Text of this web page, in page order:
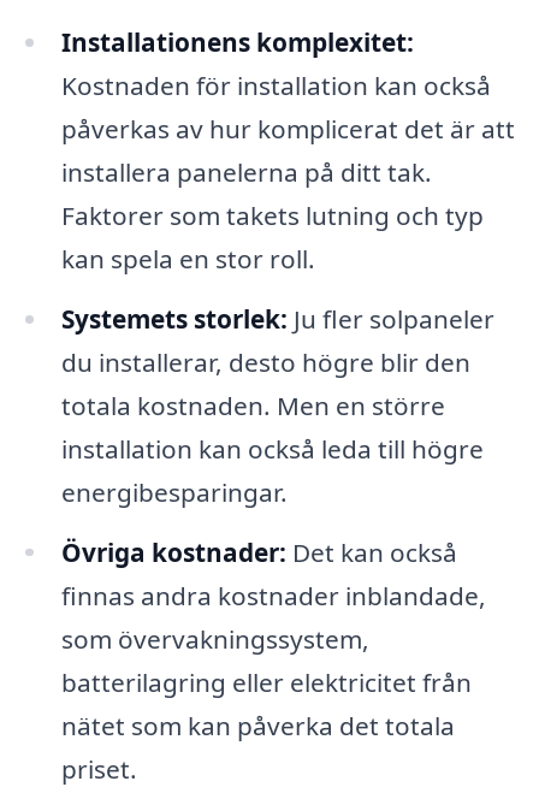
Installationens komplexitet:
Kostnaden för installation kan också
påverkas av hur komplicerat det är att
installera panelerna på ditt tak.
Faktorer som takets lutning och typ
kan spela en stor roll.
Systemets storlek: Ju fler solpaneler
du installerar, desto högre blir den
totala kostnaden. Men en större
installation kan också leda till högre
energibesparingar.
Övriga kostnader: Det kan också
finnas andra kostnader inblandade,
som övervakningssystem,
batterilagring eller elektricitet från
nätet som kan påverka det totala
priset.